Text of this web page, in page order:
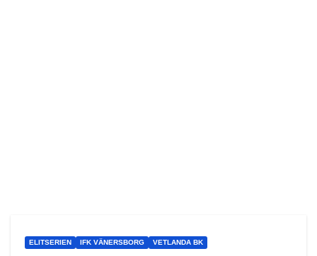
ELITSERIEN IFK VÄNERSBORG VETLANDA BK